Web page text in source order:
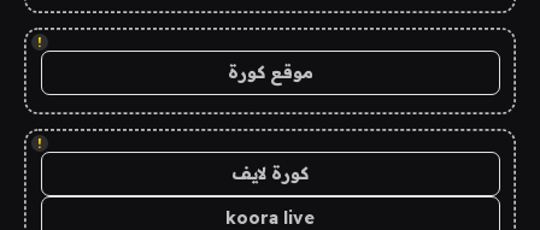
!
موقع كورة
!
كورة لايف
koora live